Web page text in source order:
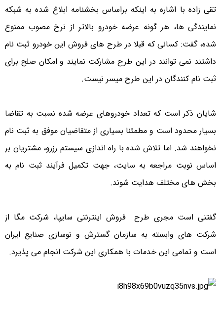
تقی زاده با اشاره به اینکه براساس بخشنامه ابلاغ شده به شبکه
نمایندگی ها، هر گونه عرضه خودرو بالاتر از نرخ مصوب ممنوع
شده، گفت: کسانی که قبلا در طرح های فروش این خودرو ثبت نام
داشتند نمی توانند در این طرح مشارکت نمایند و امکان صلح برای
ثبت نام کنندگان در این طرح میسر نیست.
شایان ذکر است که تعداد خودروهای عرضه شده نسبت به تقاضا
بسیار محدود است و مطمئنا بسیاری از متقاضیان موفق به ثبت نام
نخواهند شد. اما تلاش شده با راه اندازی سیستم رزرو، مشتریان بر
اساس نوبت مراجعه به سایت، جهت تکمیل فرآیند ثبت نام به
بخش های مختلف هدایت شوند.
گفتنی است مجری طرح فروش اینترنتی سایپا، شرکت مگا از
شرکت های وابسته به سازمان گسترش و نوسازی صنایع ایران
است و تمامی این خدمات با همکاری این شرکت انجام می پذیرد.